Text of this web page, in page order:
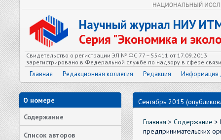
Научный журнал НИУ
Серия "Экономика и
Свидетельство о регистрации ЭЛ № ФС 77 – 55411 от 17.09.2013
зарегистрировано в Федеральной службе по надзору в сфере
Главная Редакционная коллегия Редакция Информация
О номере
Содержание
Список авторов
Сентябрь 2015
Главная > Содержание >
предпринимательских